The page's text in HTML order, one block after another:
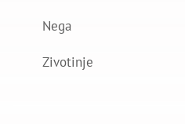
Nega
Zivotinje